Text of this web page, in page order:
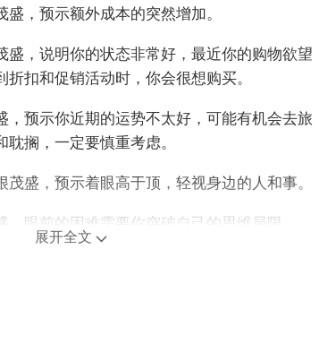
，预示额外成本的突然增加。
盛，说明你的状态非常好，最近你的购物欲望
扣和促销活动时，你会很想购买。
，预示你近期的运势不太好，可能有机会去旅
搁，一定要慎重考虑。
盛，预示着眼高于顶，轻视身边的人和事。
眼前的困难需要你突破自己的思维局限。
展开全文